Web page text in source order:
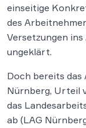
einseitige
des
Versetzungen
ungeklärt.
Doch bereits
Nürnberg, Urteil
das
ab (LAG